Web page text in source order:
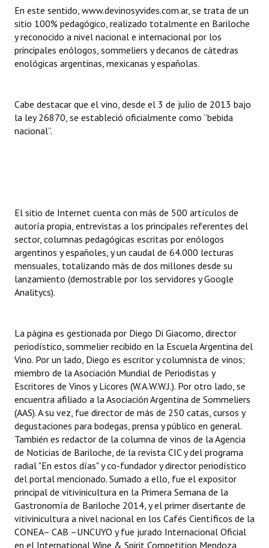
INSTITUCIONAL
Antiguos Pobladores
Noticias Destacadas
Datos Históricos
Periodistas Decanos - Registro
Ciudadano Ilustre - Registro
Banca del Vecino - Registro
Huéspedes de Honor - Registro
Reconocimientos - Registro
Bariloche, Municipio intercultural
Entrega de distinciones
REFORMA DE LA CARTA ORGÁNICA
En este sentido, www.devinosyvides.com.ar, se trata de un
sitio 100% pedagógico, realizado totalmente en Bariloche
y reconocido a nivel nacional e internacional por los
principales enólogos, sommeliers y decanos de cátedras
enológicas argentinas, mexicanas y españolas.
Cabe destacar que el vino, desde el 3 de julio de 2013 bajo
la ley 26870, se estableció oficialmente como “bebida
nacional”.
El sitio de Internet cuenta con más de 500 artículos de
autoría propia, entrevistas a los principales referentes del
sector, columnas pedagógicas escritas por enólogos
argentinos y españoles, y un caudal de 64.000 lecturas
mensuales, totalizando más de dos millones desde su
lanzamiento (demostrable por los servidores y Google
Analitycs).
La página es gestionada por Diego Di Giacomo, director
periodístico, sommelier recibido en la Escuela Argentina del
Vino. Por un lado, Diego es escritor y columnista de vinos;
miembro de la Asociación Mundial de Periodistas y
Escritores de Vinos y Licores (W.A.W.W.J.). Por otro lado, se
encuentra afiliado a la Asociación Argentina de Sommeliers
(AAS). A su vez, fue director de más de 250 catas, cursos y
degustaciones para bodegas, prensa y público en general.
También es redactor de la columna de vinos de la Agencia
de Noticias de Bariloche, de la revista CIC y del programa
radial "En estos días" y co-fundador y director periodístico
del portal mencionado. Sumado a ello, fue el expositor
principal de vitivinicultura en la Primera Semana de la
Gastronomía de Bariloche 2014, y el primer disertante de
vitivinicultura a nivel nacional en los Cafés Científicos de la
CONEA– CAB –UNCUYO y fue jurado Internacional Oficial
en el International Wine & Spirit Competition Mendoza